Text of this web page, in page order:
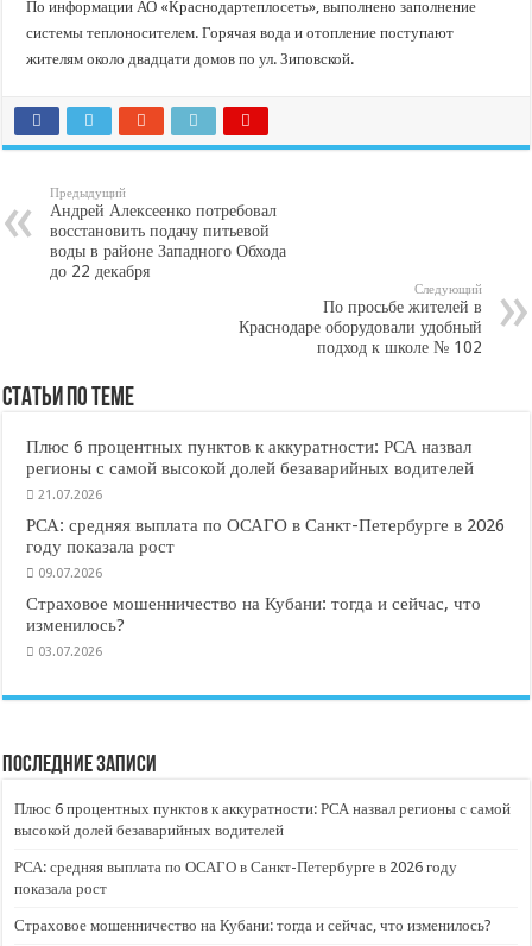
Важные правила обращения в вашу страховую компанию
Стартовал прием заявок на 20-й юбилейный молодежный форум «Регион 93»
По информации АО «Краснодартеплосеть», выполнено заполнение
системы теплоносителем. Горячая вода и отопление поступают
жителям около двадцати домов по ул. Зиповской.
Предыдущий
Андрей Алексеенко потребовал
восстановить подачу питьевой
воды в районе Западного Обхода
до 22 декабря
Следующий
По просьбе жителей в
Краснодаре оборудовали удобный
подход к школе № 102
Статьи по Теме
Плюс 6 процентных пунктов к аккуратности: РСА назвал
регионы с самой высокой долей безаварийных водителей
21.07.2026
РСА: средняя выплата по ОСАГО в Санкт-Петербурге в 2026
году показала рост
09.07.2026
Страховое мошенничество на Кубани: тогда и сейчас, что
изменилось?
03.07.2026
Последние записи
Плюс 6 процентных пунктов к аккуратности: РСА назвал регионы с самой
высокой долей безаварийных водителей
РСА: средняя выплата по ОСАГО в Санкт-Петербурге в 2026 году
показала рост
Страховое мошенничество на Кубани: тогда и сейчас, что изменилось?